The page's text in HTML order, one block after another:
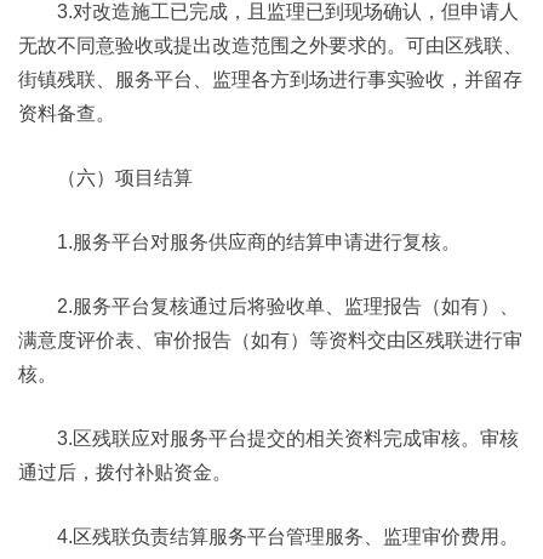
3.对改造施工已完成，且监理已到现场确认，但申请人
无故不同意验收或提出改造范围之外要求的。可由区残联、
街镇残联、服务平台、监理各方到场进行事实验收，并留存
资料备查。
（六）项目结算
1.服务平台对服务供应商的结算申请进行复核。
2.服务平台复核通过后将验收单、监理报告（如有）、
满意度评价表、审价报告（如有）等资料交由区残联进行审
核。
3.区残联应对服务平台提交的相关资料完成审核。审核
通过后，拨付补贴资金。
4.区残联负责结算服务平台管理服务、监理审价费用。